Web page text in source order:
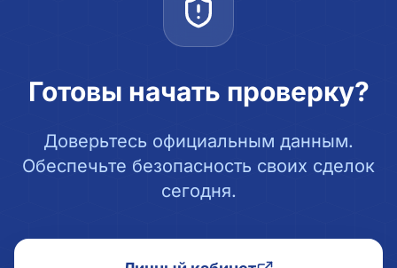
Готовы начать проверку?
Доверьтесь официальным данным.
Обеспечьте безопасность своих сделок
сегодня.